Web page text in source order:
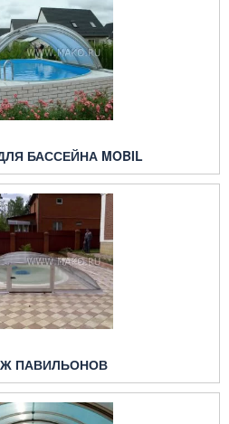
БАССЕЙНА MOBIL
ПАВИЛЬОНОВ